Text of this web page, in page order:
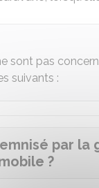
sont pas
suivants :
par
?